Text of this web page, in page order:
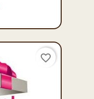
favorite_border